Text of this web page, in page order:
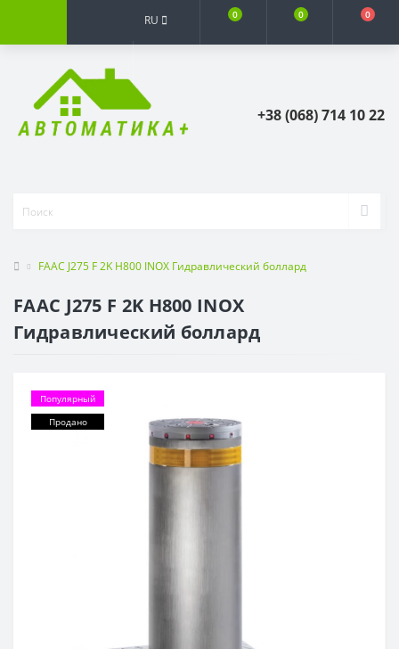
RU 0 0 0
+38 (068) 714 10 22
FAAC J275 F 2K H800 INOX Гидравлический боллард
FAAC J275 F 2K H800 INOX
Гидравлический боллард
Популярный
Продано